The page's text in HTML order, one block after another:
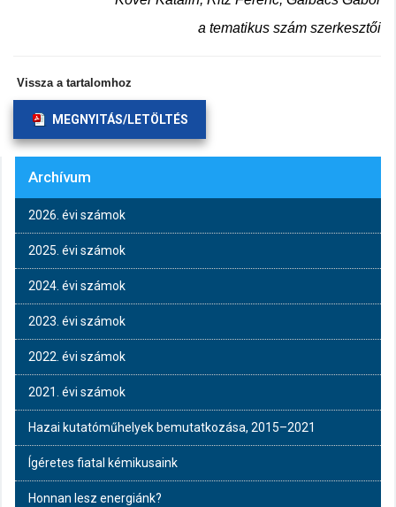
a tematikus szám szerkesztői
Vissza a tartalomhoz
MEGNYITÁS/LETÖLTÉS
Archívum
2026. évi számok
2025. évi számok
2024. évi számok
2023. évi számok
2022. évi számok
2021. évi számok
Hazai kutatóműhelyek bemutatkozása, 2015–2021
Ígéretes fiatal kémikusaink
Honnan lesz energiánk?